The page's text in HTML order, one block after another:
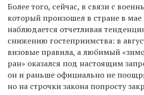
Более того, сейчас, в связи с
который произошел в стране в мае
наблюдается отчетливая
снижению гостеприимства: в
визовые правила, а любимый
ран» оказался под настоящим
он и раньше официально не
но на строчки закона попросту